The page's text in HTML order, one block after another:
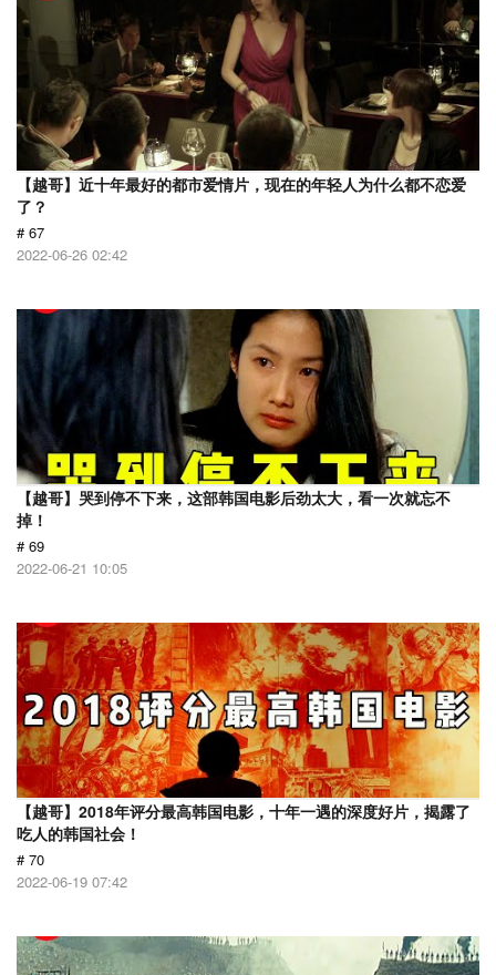
【越哥】近十年最好的都市爱情片，现在的年轻人为什么都不恋爱
了？
# 67
2022-06-26 02:42
【越哥】哭到停不下来，这部韩国电影后劲太大，看一次就忘不
掉！
# 69
2022-06-21 10:05
【越哥】2018年评分最高韩国电影，十年一遇的深度好片，揭露了
吃人的韩国社会！
# 70
2022-06-19 07:42